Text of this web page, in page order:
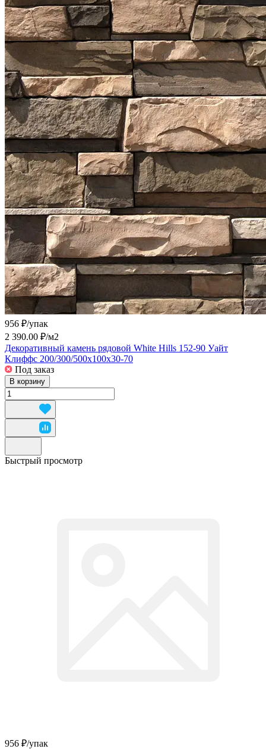
956 ₽/упак
2 390.00 ₽/м2
Декоративный камень рядовой White Hills 152-90 Уайт
Клиффс 200/300/500x100x30-70
Под заказ
В корзину
Быстрый просмотр
956 ₽/упак